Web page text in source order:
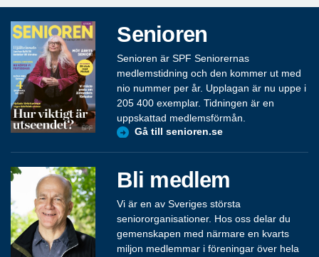
Senioren
Senioren är SPF Seniorernas
medlemstidning och den kommer ut med
nio nummer per år. Upplagan är nu uppe i
205 400 exemplar. Tidningen är en
uppskattad medlemsförmån.
Gå till senioren.se
Bli medlem
Vi är en av Sveriges största
seniororganisationer. Hos oss delar du
gemenskapen med närmare en kvarts
miljon medlemmar i föreningar över hela